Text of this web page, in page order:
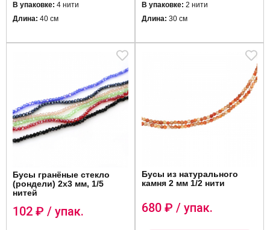
В упаковке: 4 нити
Длина: 40 см
В упаковке: 2 нити
Длина: 30 см
Бусы гранёные стекло
(рондели) 2х3 мм, 1/5
нитей
102 ₽ / упак.
Бусы из натурального
камня 2 мм 1/2 нити
680 ₽ / упак.